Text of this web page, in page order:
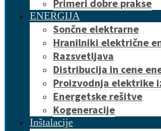
Primeri dobre prakse
ENERGIJA
Sončne elektrarne
Hranilniki električne
Razsvetljava
Distribucija in cene
Proizvodnja elektrike
Energetske rešitve
Kogeneracije
Inštalacije